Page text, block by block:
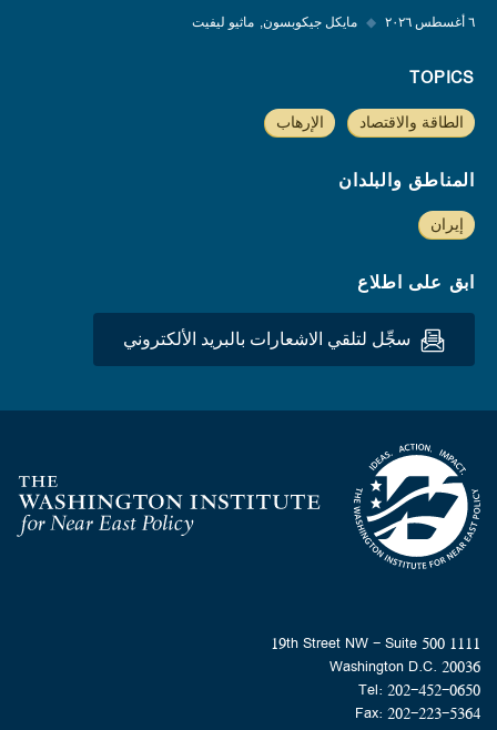
٦ أغسطس ٢٠٢٦ ◆ مايكل جيكوبسون ماثيو ليفيت
TOPICS
الطاقة والاقتصاد الإرهاب
المناطق والبلدان
إيران
ابق على اطلاع
سجِّل لتلقي الاشعارات بالبريد الألكتروني
Homepage
1111 19th Street NW - Suite 500
Washington D.C. 20036
Tel: 202-452-0650
Fax: 202-223-5364